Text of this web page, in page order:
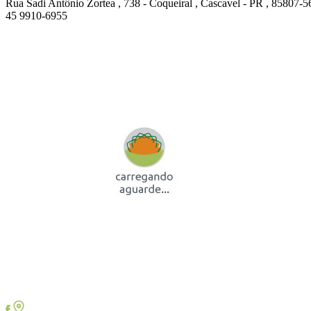
Rua Sadi Antônio Zortea , 738 - Coqueiral , Cascavel - PR , 85807-
45 9910-6955